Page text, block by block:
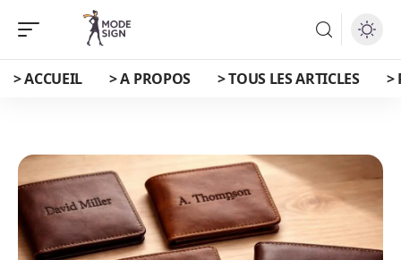
> ACCUEIL > A PROPOS > TOUS LES ARTICLES >